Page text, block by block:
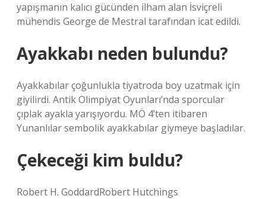
yapışmanın kalıcı gücünden ilham alan İsviçreli
mühendis George de Mestral tarafından icat edildi.
Ayakkabı neden bulundu?
Ayakkabılar çoğunlukla tiyatroda boy uzatmak için
giyilirdi. Antik Olimpiyat Oyunları’nda sporcular
çıplak ayakla yarışıyordu. MÖ 4’ten itibaren
Yunanlılar sembolik ayakkabılar giymeye başladılar.
Çekeceği kim buldu?
Robert H. GoddardRobert Hutchings